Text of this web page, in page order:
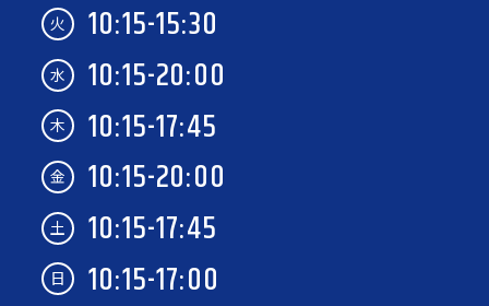
火 10:15-15:30
水 10:15-20:00
木 10:15-17:45
金 10:15-20:00
土 10:15-17:45
日 10:15-17:00